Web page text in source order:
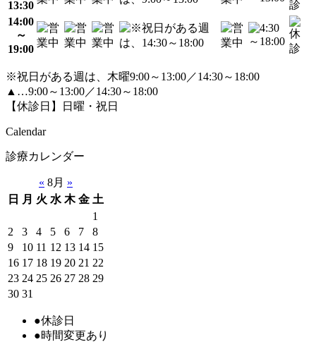
13:30
14:00
～
19:00
※祝日がある週は、木曜9:00～13:00／14:30～18:00
▲…9:00～13:00／14:30～18:00
【休診日】日曜・祝日
Calendar
診療カレンダー
« 8月 »
日 月 火 水 木 金 土
1
2
3 4 5 6 7
8
9
10 11 12 13 14 15
16 17 18 19 20 21 22
23 24 25 26 27 28 29
30 31
●休診日
●時間変更あり